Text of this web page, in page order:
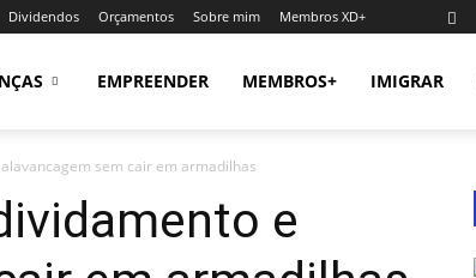
Dividendos Orçamentos Sobre mim Membros XD+
EMPREENDER MEMBROS+ IMIGRAR
sem cair em armadilhas
e